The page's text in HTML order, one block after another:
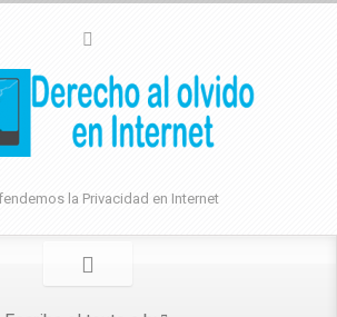
la Privacidad en Internet